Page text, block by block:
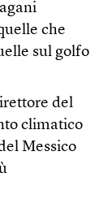
che
sul golfo
del
climatico
Messico